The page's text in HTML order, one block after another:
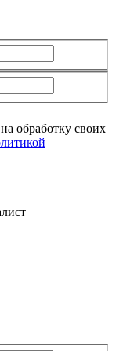
обработку своих